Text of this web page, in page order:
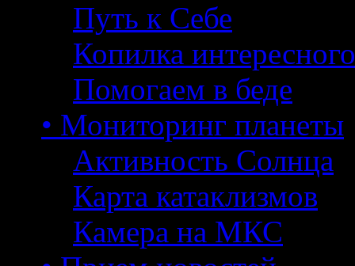
Путь к Себе
Копилка интересного
Помогаем в беде
• Мониторинг планеты
Активность Солнца
Карта катаклизмов
Камера на МКС